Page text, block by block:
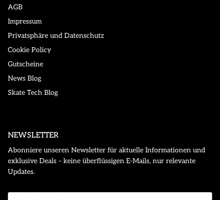
AGB
Impressum
Privatsphäre und Datenschutz
Cookie Policy
Gutscheine
News Blog
Skate Tech Blog
NEWSLETTER
Abonniere unseren Newsletter für aktuelle Informationen und
exklusive Deals – keine überflüssigen E-Mails, nur relevante
Updates.